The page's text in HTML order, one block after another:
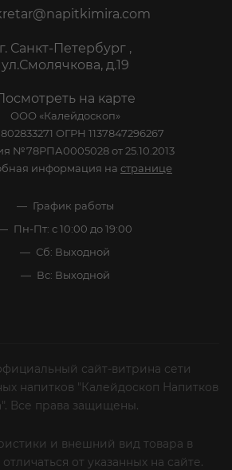
г. Санкт-Петербург ,
ул.Смолячкова, д.19
на карте
ООО «Калейдоскоп»
ОГРН 1137847296267
№78РПА0005028 от 25.10.2013
информация на странице
График работы
Пн-Пт: с 10:00 до 19:00
Сб: Выходной
Вс: Выходной
сайт-витрина сети
напитков "Калейдоскоп Напитков
Все права защищены.
и внешний вид товара в
от указанных на сайте.